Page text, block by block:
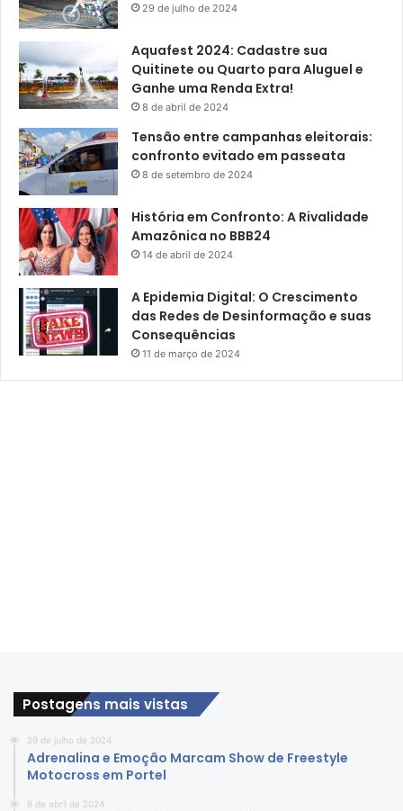
29 de julho de 2024
Aquafest 2024: Cadastre sua
Quitinete ou Quarto para Aluguel e
Ganhe uma Renda Extra!
8 de abril de 2024
Tensão entre campanhas eleitorais:
confronto evitado em passeata
8 de setembro de 2024
História em Confronto: A Rivalidade
Amazônica no BBB24
14 de abril de 2024
A Epidemia Digital: O Crescimento
das Redes de Desinformação e suas
Consequências
11 de março de 2024
Postagens mais vistas
29 de julho de 2024
Adrenalina e Emoção Marcam Show de Freestyle
Motocross em Portel
8 de abril de 2024